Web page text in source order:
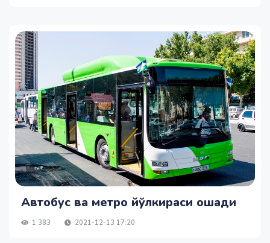
Автобус ва метро йўлкираси ошади
1 383 2021-12-13 17:20